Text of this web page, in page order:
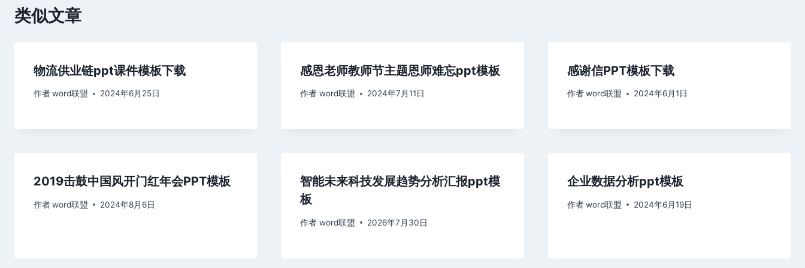
类似文章
物流供业链ppt课件模板下载
作者word联盟 2024年6月25日
感恩老师教师节主题恩师难忘ppt模板
作者 word联盟 2024年7月11日
感谢信PPT模板下载
作者 word联盟 2024年6月1日
2019击鼓中国风开门红年会PPT模板
作者word联盟 2024年8月6日
智能未来科技发展趋势分析汇报ppt模
板
作者 word联盟 2026年7月30日
企业数据分析ppt模板
作者 word联盟 2024年6月19日